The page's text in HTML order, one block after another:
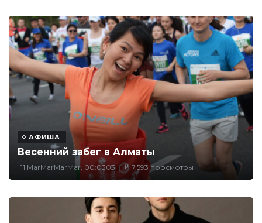
АФИША
Весенний забег в Алматы
11 MarMarMarMar, 00:0303 7,593 просмотры